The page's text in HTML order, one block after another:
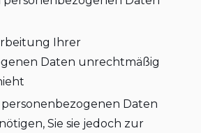
Ihrer
Daten unrechtmäßig
Daten
Sie sie jedoch zur